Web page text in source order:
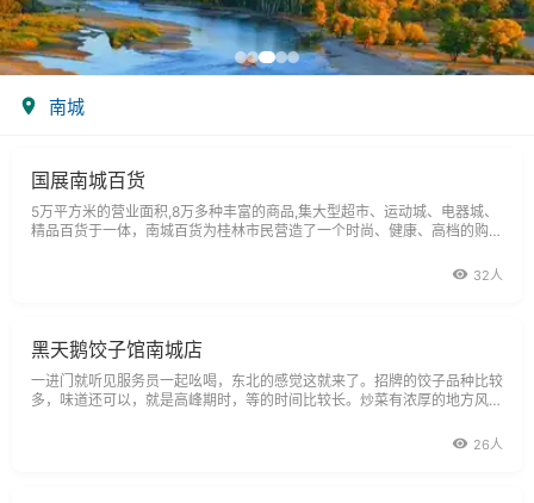
南城
国展南城百货
5万平方米的营业面积,8万多种丰富的商品,集大型超市、运动城、电器城、
精品百货于一体，南城百货为桂林市民营造了一个时尚、健康、高档的购物
32人
黑天鹅饺子馆南城店
一进门就听见服务员一起吆喝，东北的感觉这就来了。招牌的饺子品种比较
多，味道还可以，就是高峰期时，等的时间比较长。炒菜有浓厚的地方风
26人